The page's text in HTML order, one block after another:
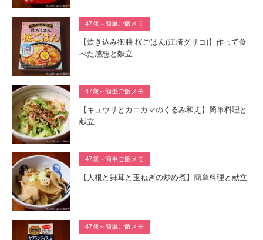
47歳～簡単ご飯メモ
【炊き込み御膳 桜ごはん(江崎グリコ)】作って食
べた感想と献立
47歳～簡単ご飯メモ
【キュウリとカニカマのくるみ和え】簡単料理と
献立
47歳～簡単ご飯メモ
【大根と舞茸と玉ねぎの炒め煮】簡単料理と献立
47歳～簡単ご飯メモ